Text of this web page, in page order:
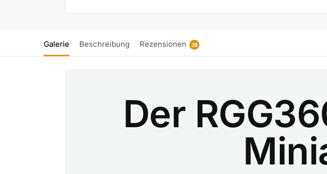
Galerie Beschreibung Rezensionen 38
Der